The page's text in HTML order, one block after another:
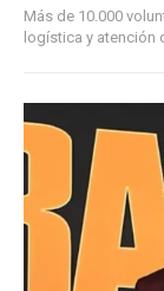
Más de 10.000
logística y atención